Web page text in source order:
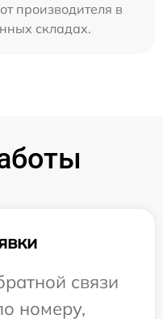
производителя в
складах.
связи
номеру,